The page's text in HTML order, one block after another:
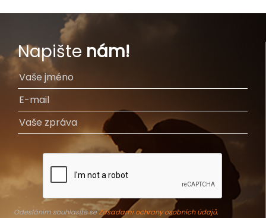
Napište nám!
Odesláním souhlasíte seZásadami ochrany osobních údajů.